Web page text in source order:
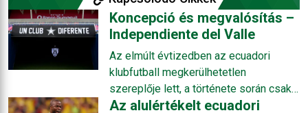
Koncepció és megvalósítás –
Independiente del Valle
Az elmúlt évtizedben az ecuadori
klubfutball megkerülhetetlen
szereplője lett, a története során csak
2009 óta élvonalbeli Independiente del
Az alulértékelt ecuadori